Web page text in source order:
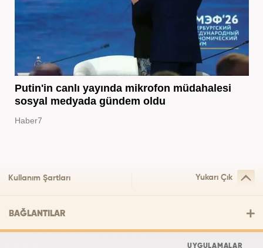
Putin'in canlı yayında mikrofon müdahalesi
sosyal medyada gündem oldu
Haber7
Kullanım Şartları Yukarı Çık
BAĞLANTILAR
UYGULAMALAR